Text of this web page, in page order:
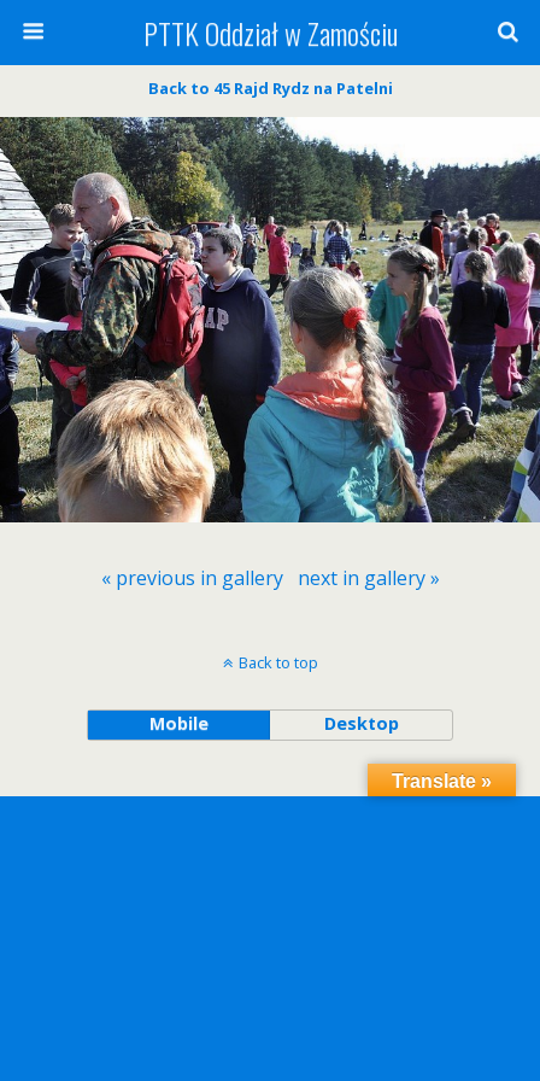
PTTK Oddział w Zamościu
Back to 45 Rajd Rydz na Patelni
« previous in gallery next in gallery »
Back to top
Mobile Desktop
Translate »